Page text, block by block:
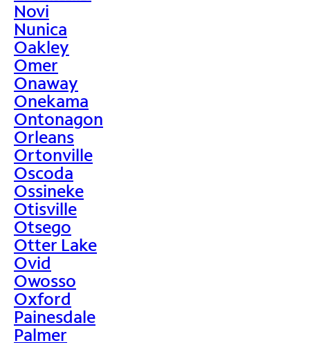
Novi
Nunica
Oakley
Omer
Onaway
Onekama
Ontonagon
Orleans
Ortonville
Oscoda
Ossineke
Otisville
Otsego
Otter Lake
Ovid
Owosso
Oxford
Painesdale
Palmer